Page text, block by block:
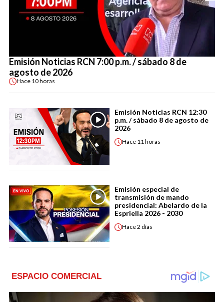
Emisión Noticias RCN 7:00 p.m. / sábado 8 de
agosto de 2026
Hace 10 horas
Emisión Noticias RCN 12:30
p.m. / sábado 8 de agosto de
2026
Hace 11 horas
Emisión especial de
transmisión de mando
presidencial: Abelardo de la
Espriella 2026 - 2030
Hace2 días